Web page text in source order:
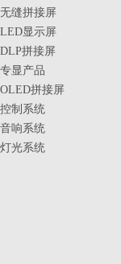
无缝拼接屏
LED显示屏
DLP拼接屏
专显产品
OLED拼接屏
控制系统
音响系统
灯光系统